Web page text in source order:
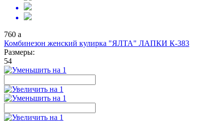
760 a
Комбинезон женский кулирка "ЯЛТА" ЛАПКИ К-383
Размеры:
54